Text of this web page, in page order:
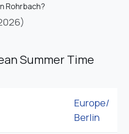
Rohrbach?
Summer Time
Europe/
Berlin